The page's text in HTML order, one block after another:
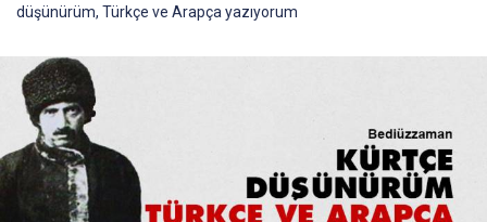
düşünürüm, Türkçe ve Arapça yazıyorum